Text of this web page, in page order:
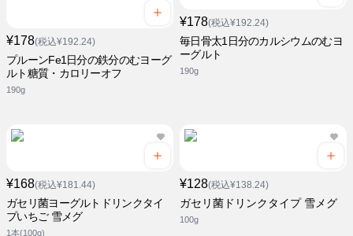
¥178(税込¥192.24)
プルーンFe1日分の鉄分のむヨーグ
ルト糖質・カロリーオフ
190g
¥178(税込¥192.24)
毎日骨太1日分のカルシウムのむヨ
ーグルト
190g
¥168(税込¥181.44)
ガセリ菌ヨーグルトドリンクタイ
プいちご 雪メグ
1本(100g)
¥128(税込¥138.24)
ガセリ菌ドリンクタイプ 雪メグ
100g